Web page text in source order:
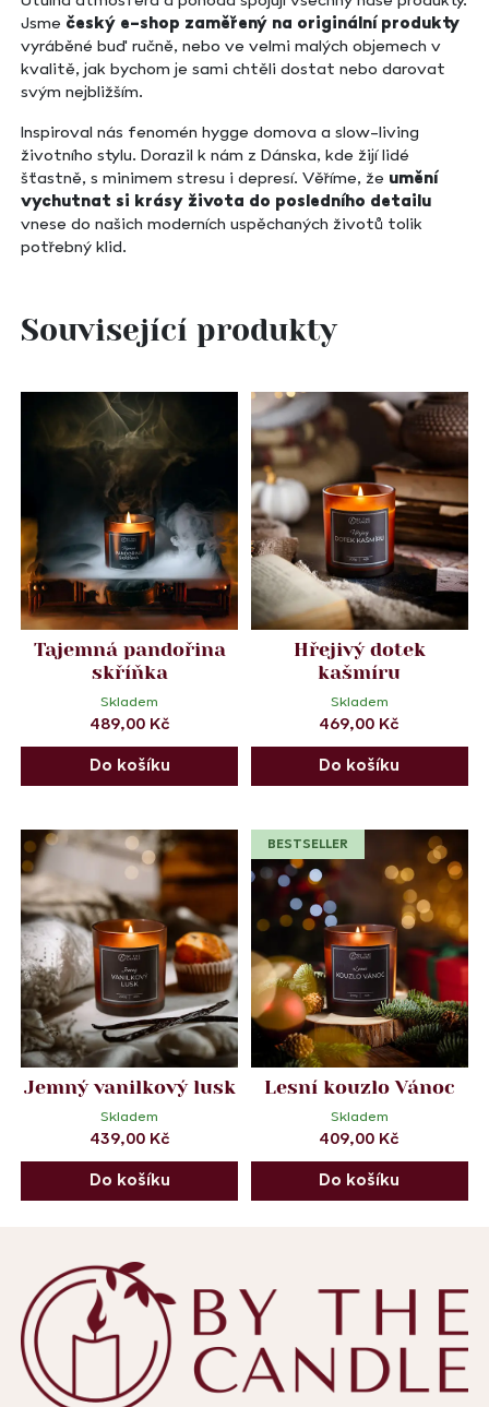
Jsme český e-shop zaměřený na originální produkty
vyráběné buď ručně, nebo ve velmi malých objemech v
kvalitě, jak bychom je sami chtěli dostat nebo darovat
svým nejbližším.
Inspiroval nás fenomén hygge domova a slow-living
životního stylu. Dorazil k nám z Dánska, kde žijí lidé
šťastně, s minimem stresu i depresí. Věříme, že umění
vychutnat si krásy života do posledního detailu
vnese do našich moderních uspěchaných životů tolik
potřebný klid.
Související produkty
Tajemná pandořina
skříňka
Skladem
489,00 Kč
Do košíku
Hřejivý dotek
kašmíru
Skladem
469,00 Kč
Do košíku
Jemný vanilkový lusk
Skladem
439,00 Kč
Do košíku
BESTSELLER
Lesní kouzlo Vánoc
Skladem
409,00 Kč
Do košíku